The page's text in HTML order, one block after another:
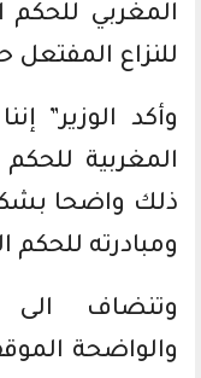
المغربي للحكم
للنزاع المفتعل
وأكد الوزير”
المغربية
ذلك واضحا
ومبادرته للحكم
وتنضاف الى
والواضحة